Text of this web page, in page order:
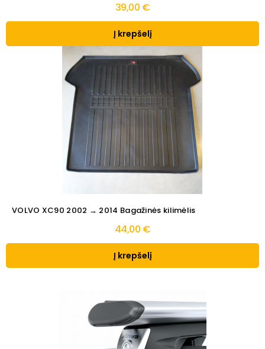
39,00 €
Į krepšelį
VOLVO XC90 2002 → 2014 Bagažinės kilimėlis
44,00 €
Į krepšelį